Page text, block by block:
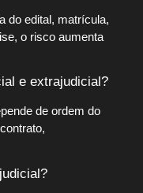
do edital, matrícula,
o risco aumenta
e extrajudicial?
de ordem do